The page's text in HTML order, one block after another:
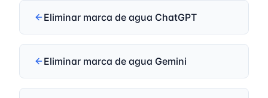
Eliminar marca de agua ChatGPT
Eliminar marca de agua Gemini